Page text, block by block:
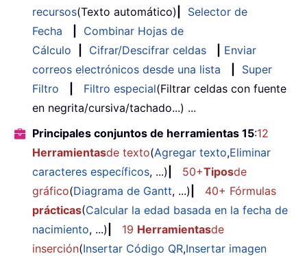
recursos(Texto automático)
Selector de
Fecha
Combinar Hojas de
Cálculo
Cifrar/Descifrar celdas
Enviar
correos electrónicos desde una lista
Super
Filtro
Filtro especial(Filtrar celdas con fuente
en negrita/cursiva/tachado...) ...
Principales conjuntos de herramientas 15:12
Herramientasde texto(Agregar texto,Eliminar
caracteres específicos, ...) 50+Tiposde
gráfico(Diagrama de Gantt, ...)
40+ Fórmulas
prácticas(Calcular la edad basada en la fecha de
nacimiento, ...) 19 Herramientasde
inserción(Insertar Código QR,Insertar imagen